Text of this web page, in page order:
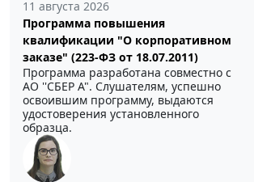
11 августа 2026
Программа повышения
квалификации "О корпоративном
заказе" (223-ФЗ от 18.07.2011)
Программа разработана совместно с
АО ''СБЕР А". Слушателям, успешно
освоившим программу, выдаются
удостоверения установленного
образца.